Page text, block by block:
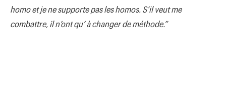
homo et je ne supporte pas les homos. S’il veut me
combattre, il n’ont qu’ à changer de méthode.”